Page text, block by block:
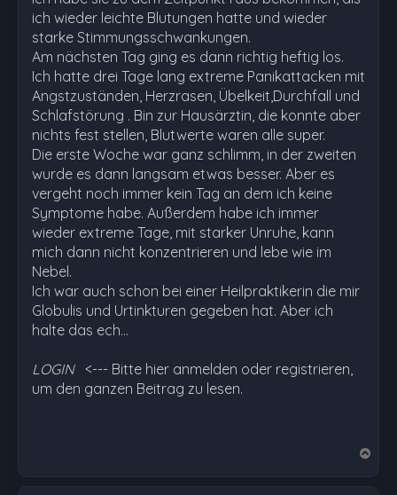
ich wieder leichte Blutungen hatte und wieder
starke Stimmungsschwankungen.
Am nächsten Tag ging es dann richtig heftig los.
Ich hatte drei Tage lang extreme Panikattacken mit
Angstzuständen, Herzrasen, Übelkeit,Durchfall und
Schlafstörung . Bin zur Hausärztin, die konnte aber
nichts fest stellen, Blutwerte waren alle super.
Die erste Woche war ganz schlimm, in der zweiten
wurde es dann langsam etwas besser. Aber es
vergeht noch immer kein Tag an dem ich keine
Symptome habe. Außerdem habe ich immer
wieder extreme Tage, mit starker Unruhe, kann
mich dann nicht konzentrieren und lebe wie im
Nebel.
Ich war auch schon bei einer Heilpraktikerin die mir
Globulis und Urtinkturen gegeben hat. Aber ich
halte das ech…
LOGIN <--- Bitte hier anmelden oder registrieren,
um den ganzen Beitrag zu lesen.